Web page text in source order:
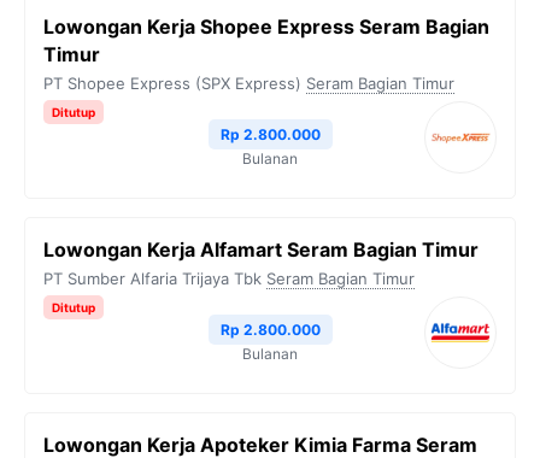
Lowongan Kerja Shopee Express Seram Bagian
Timur
PT Shopee Express (SPX Express) Seram Bagian Timur
Ditutup
Rp 2.800.000
Bulanan
Lowongan Kerja Alfamart Seram Bagian Timur
PT Sumber Alfaria Trijaya Tbk Seram Bagian Timur
Ditutup
Rp 2.800.000
Bulanan
Lowongan Kerja Apoteker Kimia Farma Seram